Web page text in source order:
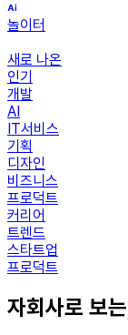
놀이터
새로 나온
인기
개발
AI
IT서비스
기획
디자인
비즈니스
프로덕트
커리어
트렌드
스타트업
프로덕트
자회사로 보